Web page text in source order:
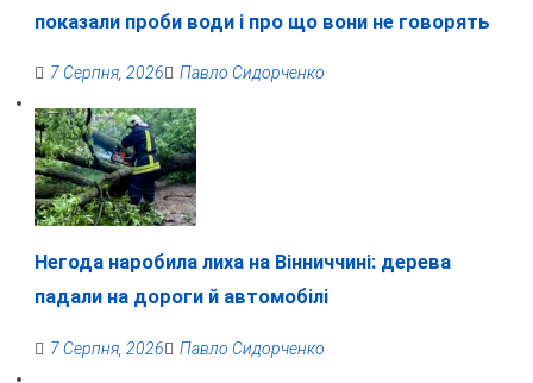
показали проби води і про що вони не говорять
7 Серпня, 2026 Павло Сидорченко
Негода наробила лиха на Вінниччині: дерева
падали на дороги й автомобілі
7 Серпня, 2026 Павло Сидорченко